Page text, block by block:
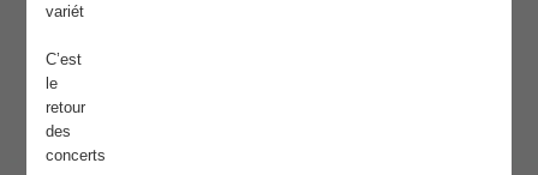
variét
C’est
le
retour
des
concerts